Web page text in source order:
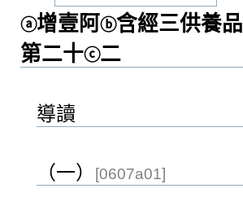
ⓐ增壹阿 ⓑ含經三供養品
第二十ⓒ二
導讀
（一） [0607a01]